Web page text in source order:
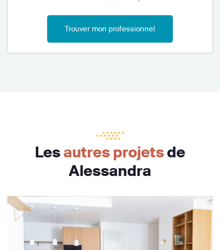
Trouver mon professionnel
Lesautres projetsde
Alessandra